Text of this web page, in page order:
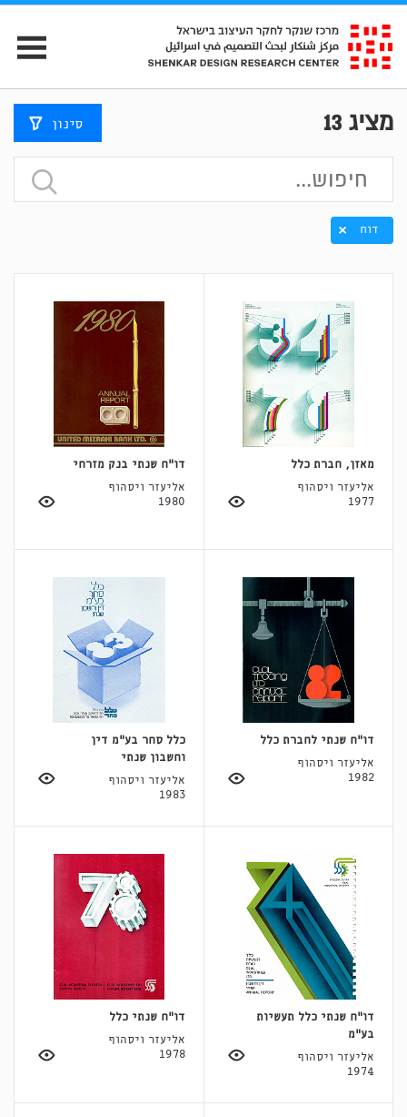
מציג 13 סינון
דוח
מאזן, חברת כלל
אליעזר ויסהוף
1977
דו"ח שנתי בנק מזרחי
אליעזר ויסהוף
1980
דו"ח שנתי לחברת כלל
אליעזר ויסהוף
1982
כלל סחר בע"מ דין
וחשבון שנתי
אליעזר ויסהוף
1983
דו"ח שנתי כלל תעשיות
בע"מ
אליעזר ויסהוף
1974
דו"ח שנתי כלל
אליעזר ויסהוף
1978